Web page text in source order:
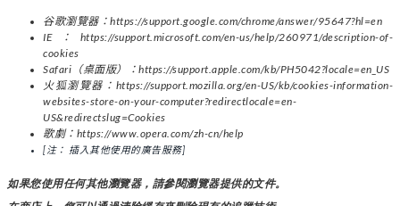
谷歌瀏覽器：https://support.google.com/chrome/answer/95647?hl=en
IE：https://support.microsoft.com/en-us/help/260971/description-of-
cookies
Safari（桌面版）：https://support.apple.com/kb/PH5042?locale=en_US
火狐瀏覽器：https://support.mozilla.org/en-US/kb/cookies-information-
websites-store-on-your-computer?redirectlocale=en-
US&redirectslug=Cookies
歌劇：https://www.opera.com/zh-cn/help
[注： 插入其他使用的廣告服務]
如果您使用任何其他瀏覽器，請參閱瀏覽器提供的文件。